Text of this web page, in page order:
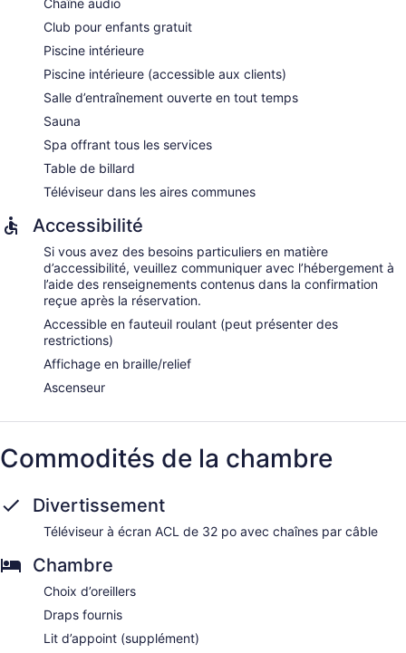
Chaîne audio
Club pour enfants gratuit
Piscine intérieure
Piscine intérieure (accessible aux clients)
Salle d’entraînement ouverte en tout temps
Sauna
Spa offrant tous les services
Table de billard
Téléviseur dans les aires communes
Accessibilité
Si vous avez des besoins particuliers en matière
d’accessibilité, veuillez communiquer avec l’hébergement à
l’aide des renseignements contenus dans la confirmation
reçue après la réservation.
Accessible en fauteuil roulant (peut présenter des
restrictions)
Affichage en braille/relief
Ascenseur
Commodités de la chambre
Divertissement
Téléviseur à écran ACL de 32 po avec chaînes par câble
Chambre
Choix d’oreillers
Draps fournis
Lit d’appoint (supplément)